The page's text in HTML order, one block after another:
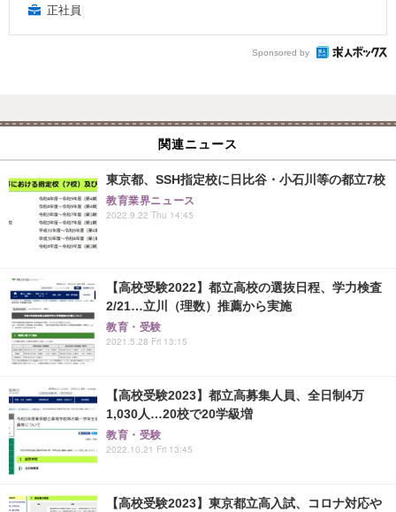
正社員
Sponsored by
関連ニュース
東京都、SSH指定校に日比谷・小石川等の都立7校
教育業界ニュース
2022.9.22 Thu 14:45
【高校受験2022】都立高校の選抜日程、学力検査
2/21…立川（理数）推薦から実施
教育・受験
2021.5.28 Fri 13:15
【高校受験2023】都立高募集人員、全日制4万
1,030人…20校で20学級増
教育・受験
2022.10.21 Fri 13:45
【高校受験2023】東京都立高入試、コロナ対応や